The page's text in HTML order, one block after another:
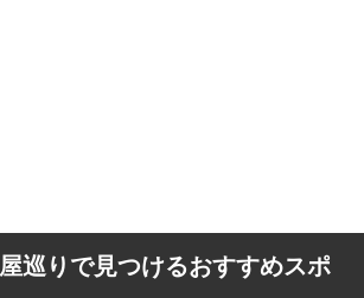
巡りで見つけるおすすめスポ